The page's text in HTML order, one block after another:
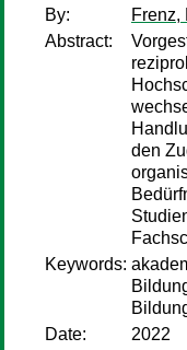
By:
Frenz,
Abstract:
den
Keywords:
Date:
2022